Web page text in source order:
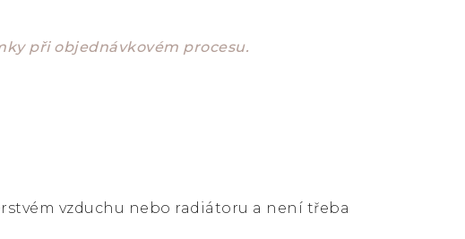
při objednávkovém procesu.
vzduchu nebo radiátoru a není třeba